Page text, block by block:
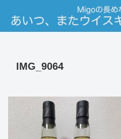
IMG_9064